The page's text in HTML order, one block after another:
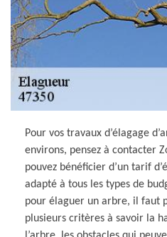
Pour vos travaux d’élagage
environs, pensez à contacter
pouvez bénéficier d’un tarif
adapté à tous les types de
pour élaguer un arbre, il faut
plusieurs critères à savoir la